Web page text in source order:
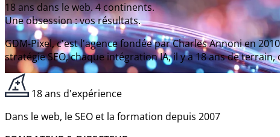
18 ans dans le web. 4 continents.
Une obsession : vos résultats.
GDM-Pixel, c'est l'agence fondée par Charles Annoni en
stratégie SEO, chaque intégration IA, il y a 18 ans de
18 ans d'expérience
Dans le web, le SEO et la formation depuis 2007